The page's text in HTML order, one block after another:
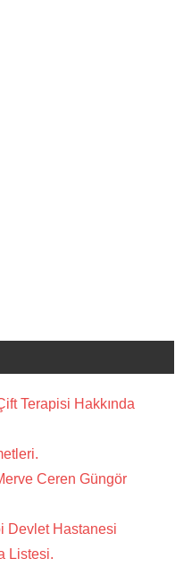
Terapisi Hakkında
Ceren Güngör
Devlet Hastanesi
Listesi.